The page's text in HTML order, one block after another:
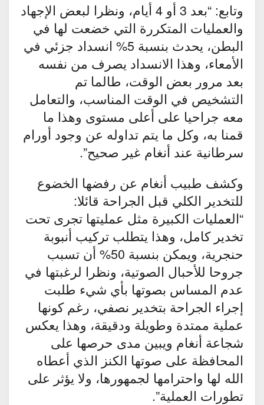
وتابع: “بعد 3 أو 4 أيام، ونظرا لبعض الإجهاد
والعمليات المتكررة التي خضعت لها في
البطن، يحدث بنسبة 5% انسداد جزئي في
الأمعاء، وهذا الانسداد يصرف من نفسه
بعد مرور بعض الوقت، طالما تم
التشخيص في الوقت المناسب، والتعامل
معه جراحيا على أعلى مستوى وهذا ما
قمنا به، وكل ما يتم تداوله عن وجود أورام
سرطانية عند أنغام غير صحيح”.
وكشف طبيب أنغام عن رفضها الخضوع
للتخدير الكلي قبل الجراحة قائلا:
“العمليات الكبيرة مثل عمليتها تجرى تحت
تخدير كامل، وهذا يتطلب تركيب أنبوبة
حنجرية، ويمكن بنسبة 50% أن تسبب
جروحا للأحبال الصوتية، ونظرا لرغبتها في
عدم المساس بصوتها بأي شيء طلبت
إجراء الجراحة بتخدير نصفي، رغم كونها
عملية ممتدة وطويلة ودقيقة، وهذا يعكس
شجاعة أنغام ويبين مدى حرصها على
المحافظة على صوتها الكنز الذي أعطاه
الله لها واحترامها لجمهورها، ولا يؤثر على
تطورات العملية”.